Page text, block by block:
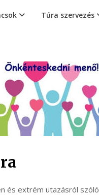
Túra szervezés
és extrém utazásról szóló